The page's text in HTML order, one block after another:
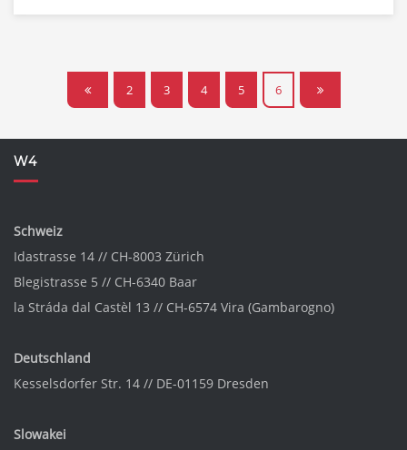
2 3 4 5 6
W4
Schweiz
Idastrasse 14 // CH-8003 Zürich
Blegistrasse 5 // CH-6340 Baar
la Stráda dal Castèl 13 // CH-6574 Vira (Gambarogno)
Deutschland
Kesselsdorfer Str. 14 // DE-01159 Dresden
Slowakei